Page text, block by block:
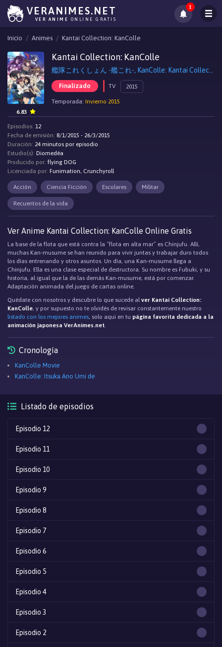
VERANIMES.NET
VER ANIME ONLINE GRATIS
1
Inicio Animes Kantai Collection: KanColle
Kantai Collection: KanColle
Finalizado TV 2015
Temporada: Invierno 2015
6.83
Episodios: 12
Fecha de emisión: 8/1/2015 - 26/3/2015
Duración: 24 minutos por episodio
Estudio(s): Diomedéa
Producido por: flying DOG
Licenciada por: Funimation, Crunchyroll
Acción Ciencia Ficción Escolares Militar
Recuentos de la vida
Ver Anime Kantai Collection: KanColle Online Gratis
La base de la flota que está contra la “flota en alta mar” es Chinjufu. Allí,
muchas Kan-musume se han reunido para vivir juntas y trabajar duro todos
los días entrenando y otros asuntos. Un día, una Kan-musume llega a
Chinjufu. Ella es una clase especial de destructora. Su nombre es Fubuki, y su
historia, al igual que la de las demás Kan-musume, está por comenzar.
Adaptación animada del juego de cartas online.
Quédate con nosotros y descubre lo que sucede alver Kantai Collection:
KanColle, y por supuesto no te olvidés de revisar constantemente nuestro
listado con los mejores animes, solo aqui en tu página favorita dedicada a la
animación japonesa VerAnimes.net.
Cronología
KanColle Movie
KanColle: Itsuka Ano Umi de
Listado de episodios
Episodio 12
Episodio 11
Episodio 10
Episodio 9
Episodio 8
Episodio 7
Episodio 6
Episodio 5
Episodio 4
Episodio 3
Episodio 2